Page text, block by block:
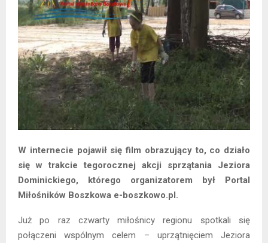
W internecie pojawił się film obrazujący to, co działo
się w trakcie tegorocznej akcji sprzątania Jeziora
Dominickiego, którego organizatorem był Portal
Miłośników Boszkowa e-boszkowo.pl.
Już po raz czwarty miłośnicy regionu spotkali się
połączeni wspólnym celem – uprzątnięciem Jeziora